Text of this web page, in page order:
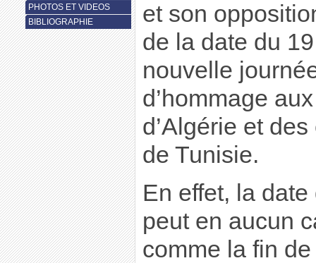
et son
de la date du
nouvelle
d’hommage
d’Algérie et
de Tunisie.
En effet, la
peut en aucun
comme la fin
PHOTOS ET VIDEOS
BIBLIOGRAPHIE